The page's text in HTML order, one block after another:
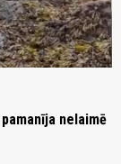
nelaimē